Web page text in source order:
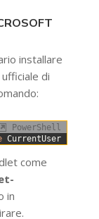
installare
di
PowerShell
CurrentUser
come
in